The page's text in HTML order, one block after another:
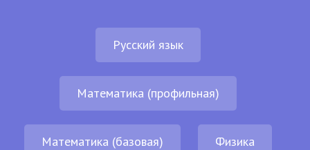
Русский язык
Математика (профильная)
Математика (базовая) Физика